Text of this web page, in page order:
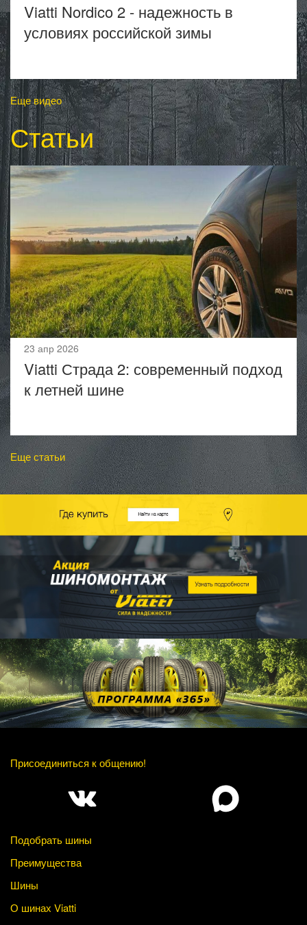
Viatti Nordico 2 - надежность в
условиях российской зимы
Еще видео
Статьи
23 апр 2026
Viatti Страда 2: современный подход
к летней шине
Еще статьи
Присоединиться к общению!
Подобрать шины
Преимущества
Шины
О шинах Viatti